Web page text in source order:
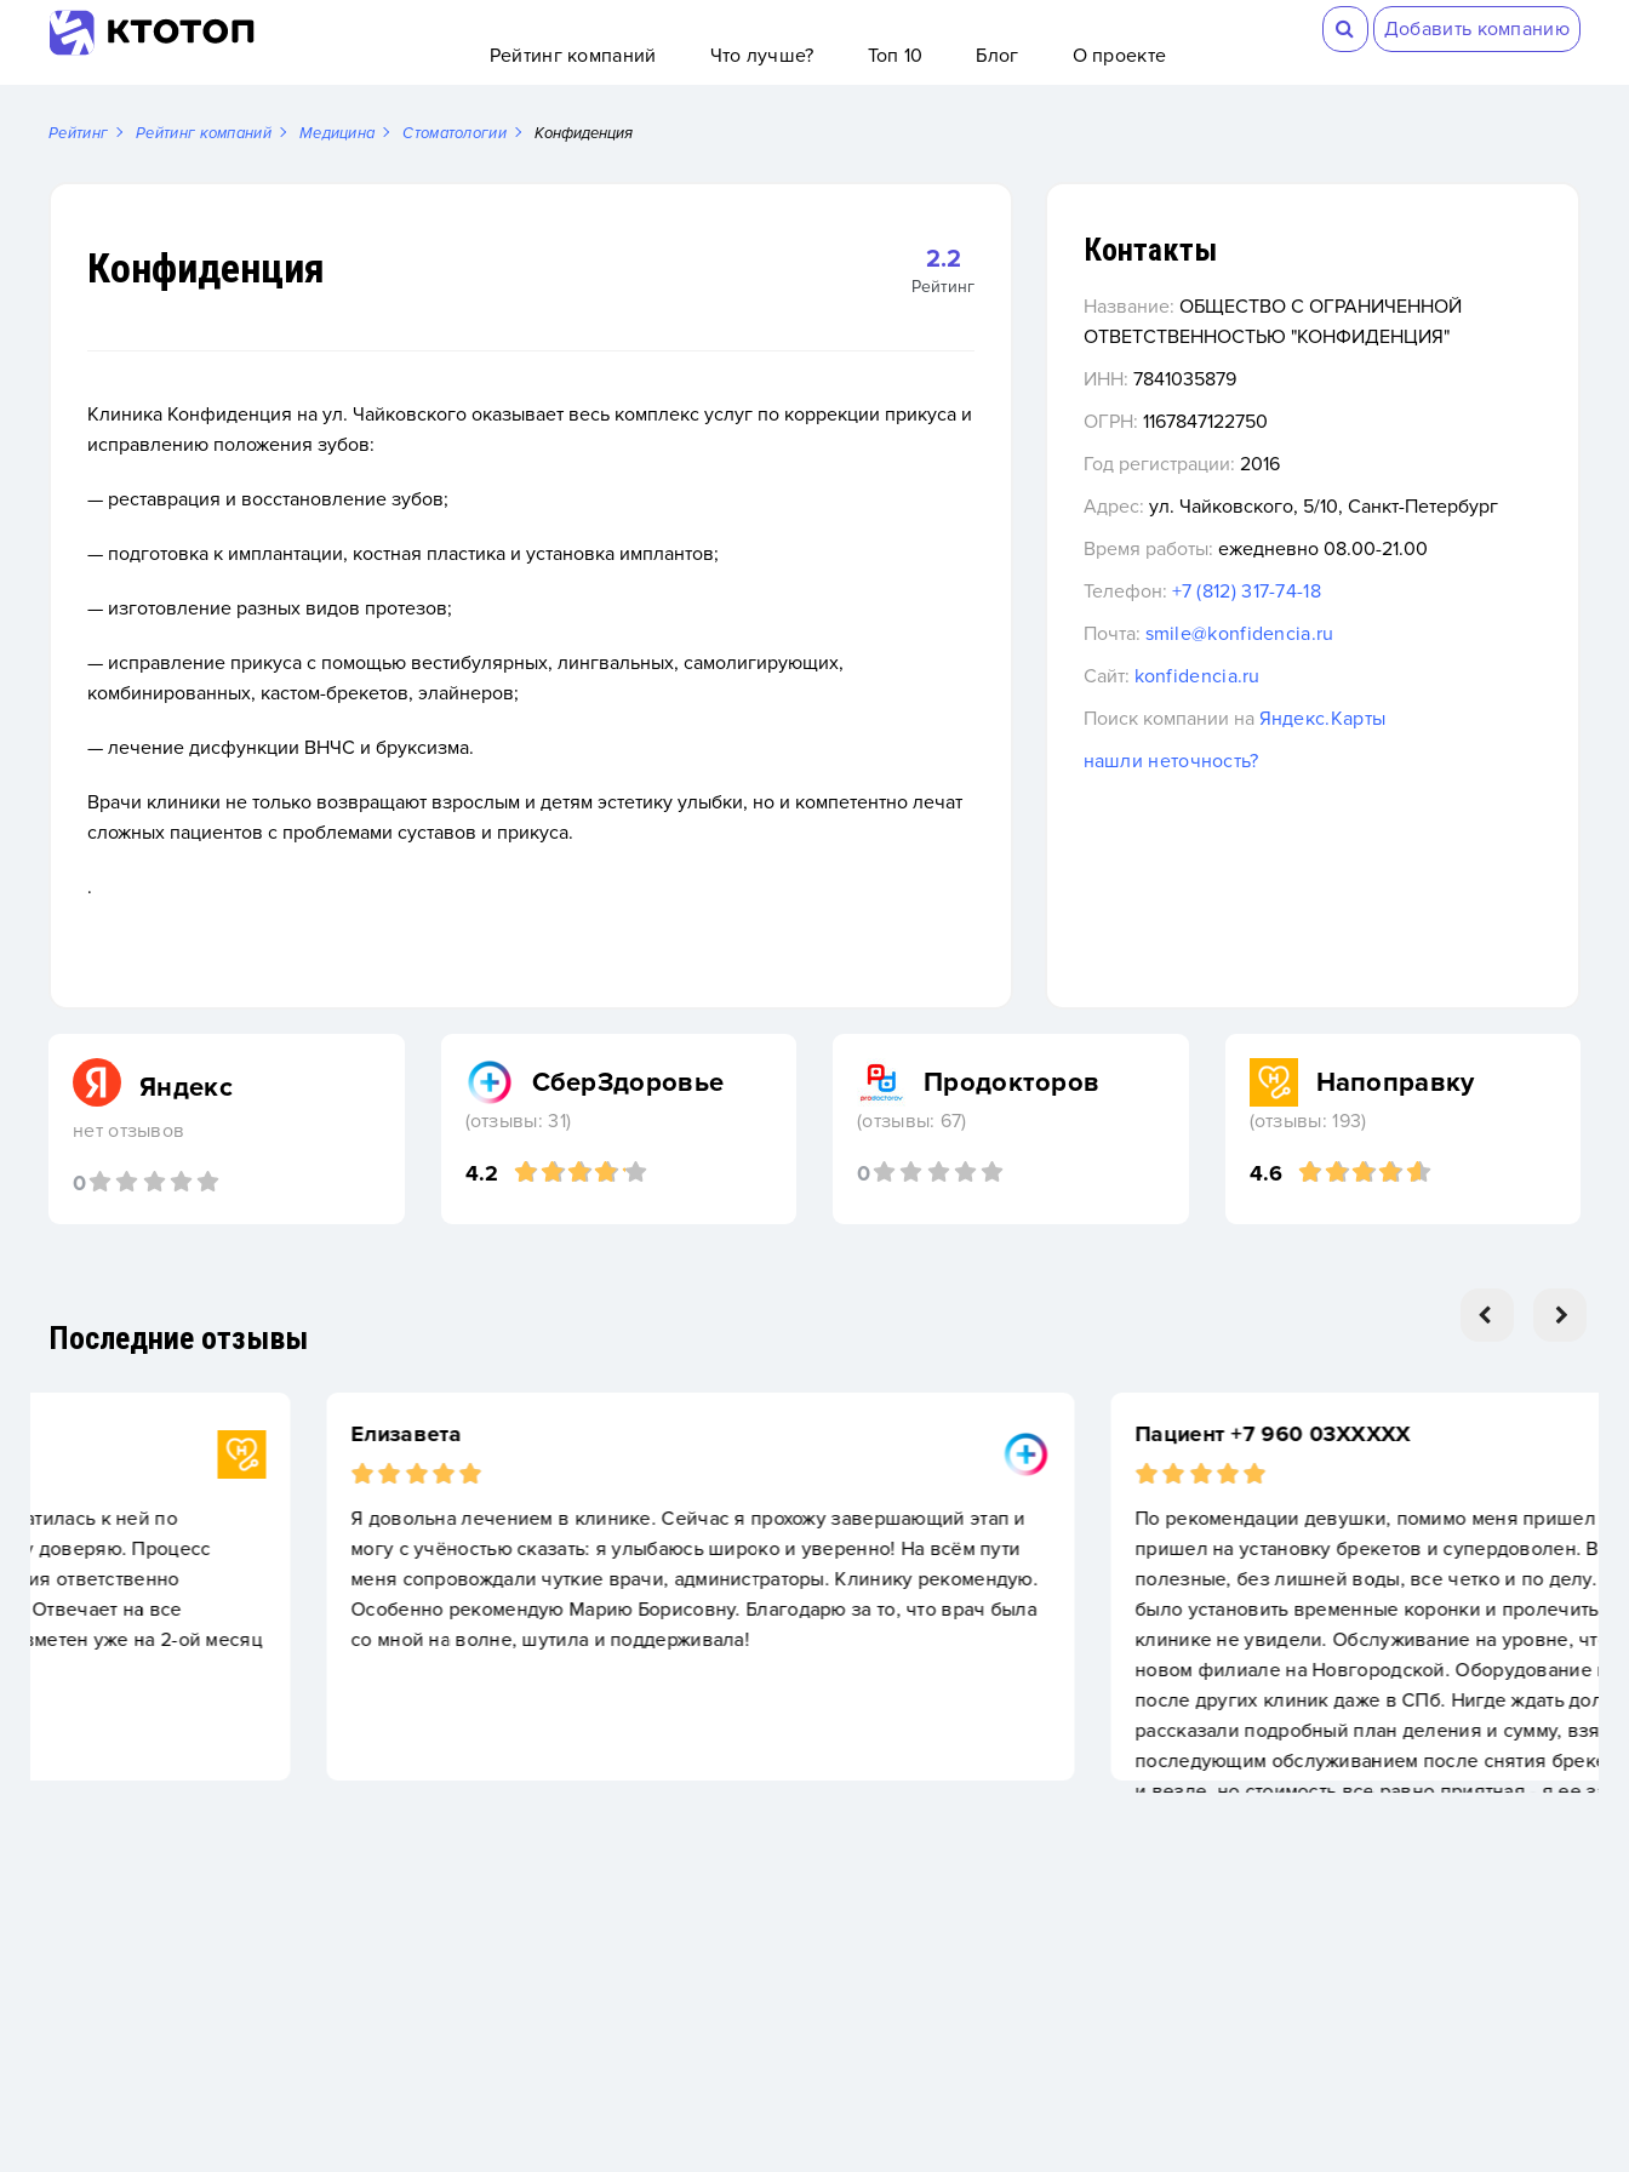
Добавить компанию
Рейтинг компаний
Что лучше? Топ 10 Блог О проекте
Рейтинг Рейтинг компаний Медицина Стоматологии Конфиденция
Конфиденция 2.2
Рейтинг
Клиника Конфиденция на ул. Чайковского оказывает весь комплекс услуг по коррекции прикуса и
исправлению положения зубов:
— реставрация и восстановление зубов;
— подготовка к имплантации, костная пластика и установка имплантов;
— изготовление разных видов протезов;
— исправление прикуса с помощью вестибулярных, лингвальных, самолигирующих,
комбинированных, кастом-брекетов, элайнеров;
— лечение дисфункции ВНЧС и бруксизма.
Врачи клиники не только возвращают взрослым и детям эстетику улыбки, но и компетентно лечат
сложных пациентов с проблемами суставов и прикуса.
.
Контакты
Название: ОБЩЕСТВО С ОГРАНИЧЕННОЙ
ОТВЕТСТВЕННОСТЬЮ "КОНФИДЕНЦИЯ"
ИНН: 7841035879
ОГРН: 1167847122750
Год регистрации: 2016
Адрес: ул. Чайковского, 5/10, Санкт-Петербург
Время работы: ежедневно 08.00-21.00
Телефон: +7 (812) 317-74-18
Почта: smile@konfidencia.ru
Сайт: konfidencia.ru
Поиск компании на Яндекс.Карты
нашли неточность?
Яндекс
нет отзывов
0
СберЗдоровье
(отзывы: 31)
4.2
Продокторов
(отзывы: 67)
0
Напоправку
(отзывы: 193)
4.6
Последние отзывы
Я довольна лечением в клинике. Сейчас я прохожу завершающий этап и
могу с учёностью сказать: я улыбаюсь широко и уверенно! На всём пути
меня сопровождали чуткие врачи, администраторы. Клинику рекомендую.
Особенно рекомендую Марию Борисовну. Благодарю за то, что врач была
со мной на волне, шутила и поддерживала!
Пациент +7 960 03XXXXX
По рекомендации девушки, помимо меня пришел и ее брат, лично я
пришел на установку брекетов и супердоволен. Все приемы были
полезные, без лишней воды, все четко и по делу. Перед брекетами надо
было установить временные коронки и пролечить зубы, которые в другой
клинике не увидели. Обслуживание на уровне, что на Чайковского, что в
новом филиале на Новгородской. Оборудование порадовало, особенно
после других клиник даже в СПб. Нигде ждать долго не пришлось,
рассказали подробный план деления и сумму, взял весь пакет с КТ и
последующим обслуживанием после снятия брекетов. Да, цены растут как
и везде, но стоимость все равно приятная - я ее закрепил заранее во